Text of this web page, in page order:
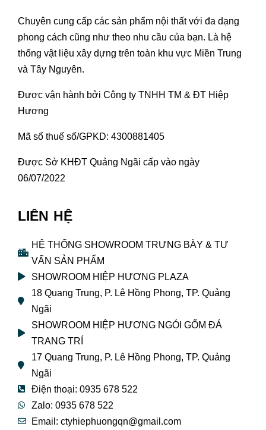
Chuyên cung cấp các sản phẩm nội thất với đa dạng
phong cách cũng như theo nhu cầu của bạn. Là hệ
thống vật liệu xây dựng trên toàn khu vực Miền Trung
và Tây Nguyên.
Được vận hành bởi Công ty TNHH TM & ĐT Hiệp
Hương
Mã số thuế số/GPKD: 4300881405
Được Sở KHĐT Quảng Ngãi cấp vào ngày
06/07/2022
LIÊN HỆ
HỆ THỐNG SHOWROOM TRƯNG BÀY & TƯ
VẤN SẢN PHẨM
SHOWROOM HIỆP HƯƠNG PLAZA
18 Quang Trung, P. Lê Hồng Phong, TP. Quảng
Ngãi
SHOWROOM HIỆP HƯƠNG NGÓI GỐM ĐÁ
TRANG TRÍ
17 Quang Trung, P. Lê Hồng Phong, TP. Quảng
Ngãi
Điện thoại: 0935 678 522
Zalo: 0935 678 522
Email: ctyhiephuongqn@gmail.com